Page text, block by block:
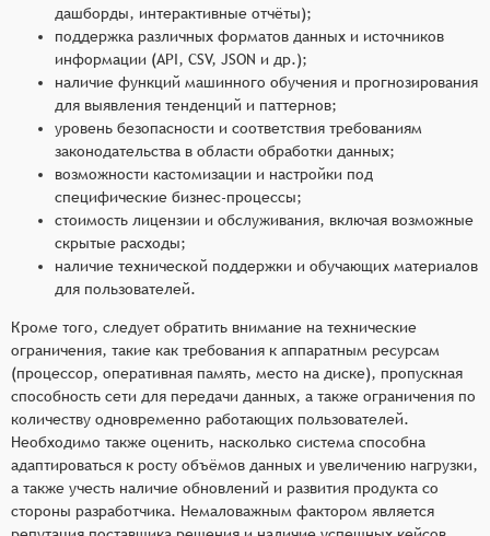
дашборды, интерактивные отчёты);
поддержка различных форматов данных и источников
информации (API, CSV, JSON и др.);
наличие функций машинного обучения и прогнозирования
для выявления тенденций и паттернов;
уровень безопасности и соответствия требованиям
законодательства в области обработки данных;
возможности кастомизации и настройки под
специфические бизнес-процессы;
стоимость лицензии и обслуживания, включая возможные
скрытые расходы;
наличие технической поддержки и обучающих материалов
для пользователей.
Кроме того, следует обратить внимание на технические
ограничения, такие как требования к аппаратным ресурсам
(процессор, оперативная память, место на диске), пропускная
способность сети для передачи данных, а также ограничения по
количеству одновременно работающих пользователей.
Необходимо также оценить, насколько система способна
адаптироваться к росту объёмов данных и увеличению нагрузки,
а также учесть наличие обновлений и развития продукта со
стороны разработчика. Немаловажным фактором является